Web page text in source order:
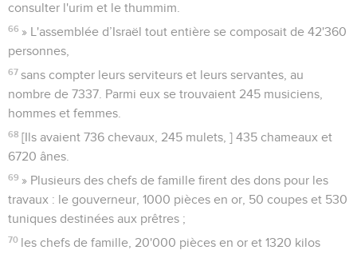
consulter l'urim et le thummim.
66 » L'assemblée d’Israël tout entière se composait de 42'360
personnes,
67 sans compter leurs serviteurs et leurs servantes, au
nombre de 7337. Parmi eux se trouvaient 245 musiciens,
hommes et femmes.
68 [Ils avaient 736 chevaux, 245 mulets, ] 435 chameaux et
6720 ânes.
69 » Plusieurs des chefs de famille firent des dons pour les
travaux : le gouverneur, 1000 pièces en or, 50 coupes et 530
tuniques destinées aux prêtres ;
70 les chefs de famille, 20'000 pièces en or et 1320 kilos